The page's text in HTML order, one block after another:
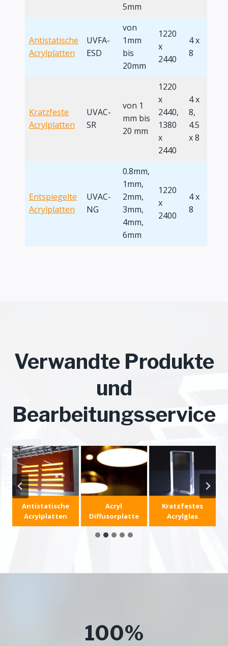
5mm
Antistatische
Acrylplatten
UVFA-
ESD
von
1mm
bis
20mm
1220
x
2440
4 x
8
Kratzfeste
Acrylplatten
UVAC-
SR
von 1
mm bis
20 mm
1220
x
2440,
1380
x
2440
4 x
8,
4.5
x 8
Entspiegelte
Acrylplatten
UVAC-
NG
0.8mm,
1mm,
2mm,
3mm,
4mm,
6mm
1220
x
2400
4 x
8
Verwandte Produkte
und
Bearbeitungsservice
Antistatische
Acrylplatten
Acryl
Diffusorplatte
Kratzfestes
Acrylglas
100%